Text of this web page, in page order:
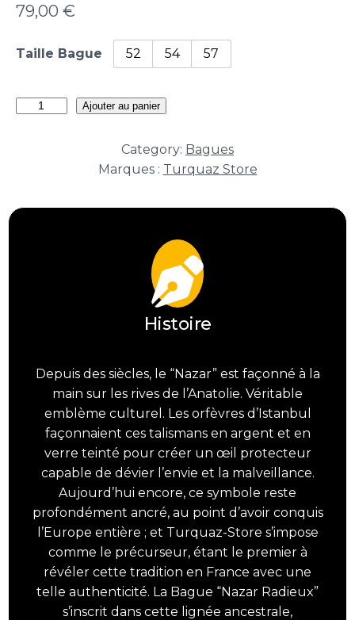
79,00 €
Taille Bague 52 54 57
quantité
Ajouter au panier
Category: Bagues
Marques : Turquaz Store
Histoire
Depuis des siècles, le “Nazar” est façonné à la
main sur les rives de l’Anatolie. Véritable
emblème culturel. Les orfèvres d’Istanbul
façonnaient ces talismans en argent et en
verre teinté pour créer un œil protecteur
capable de dévier l’envie et la malveillance.
Aujourd’hui encore, ce symbole reste
profondément ancré, au point d’avoir conquis
l’Europe entière ; et Turquaz-Store s’impose
comme le précurseur, étant le premier à
révéler cette tradition en France avec une
telle authenticité. La Bague “Nazar Radieux”
s’inscrit dans cette lignée ancestrale,